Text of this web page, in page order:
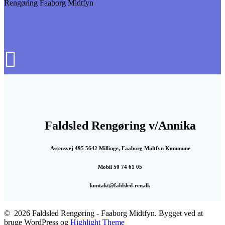
Rengøring Faaborg Midtfyn
Faldsled Rengøring v/Annika
Assensvej 495 5642 Millinge, Faaborg Midtfyn Kommune
Mobil 50 74 61 05
kontakt@faldsled-ren.dk
© 2026 Faldsled Rengøring - Faaborg Midtfyn. Bygget ved at
bruge WordPress og Highlight Theme